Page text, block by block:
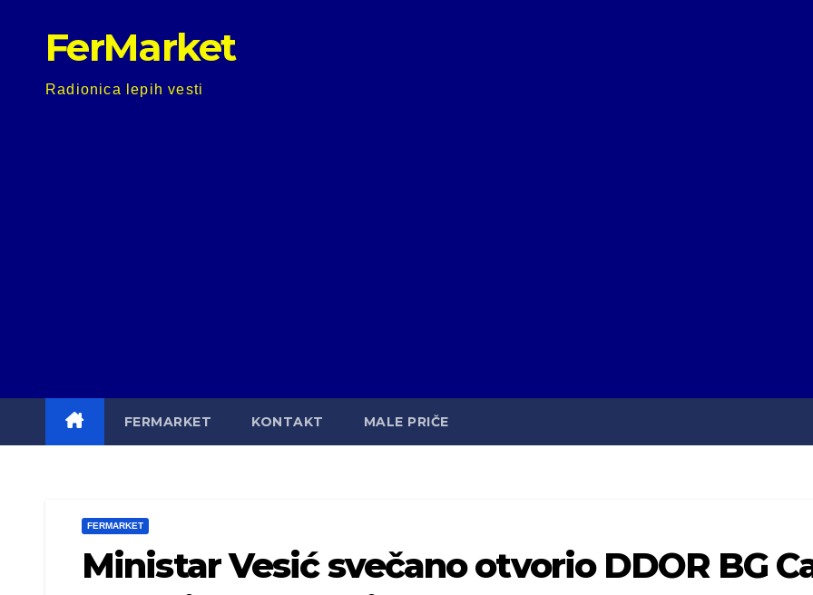
FerMarket
Radionica lepih vesti
FERMARKET KONTAKT MALE PRIČE
FERMARKET
Ministar Vesić svečano otvorio DDOR BG